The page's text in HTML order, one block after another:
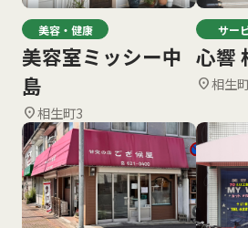
美容・健康
美容室ミッシー中
島
location_on相生町3
サー
心響
location_on相生